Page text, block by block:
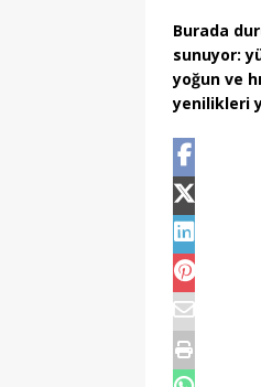
Burada
sunuyor:
yoğun ve
yenilikleri